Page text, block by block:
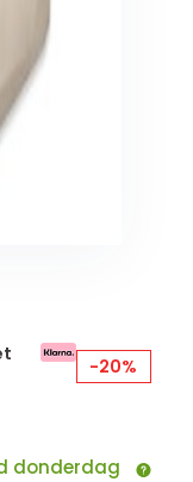
-20%
donderdag